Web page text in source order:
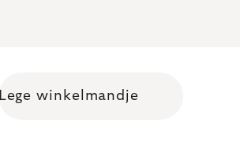
Shopping cart
Lege winkelmandje